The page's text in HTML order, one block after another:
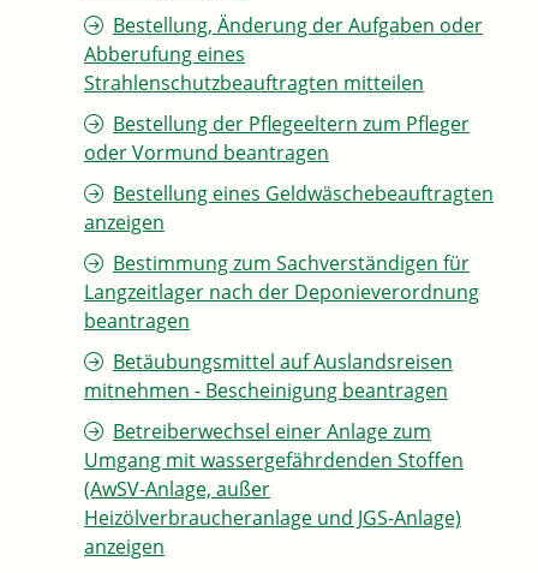
Bestellung, Änderung der Aufgaben oder
Abberufung eines
Strahlenschutzbeauftragten mitteilen
Bestellung der Pflegeeltern zum Pfleger
oder Vormund beantragen
Bestellung eines Geldwäschebeauftragten
anzeigen
Bestimmung zum Sachverständigen für
Langzeitlager nach der Deponieverordnung
beantragen
Betäubungsmittel auf Auslandsreisen
mitnehmen - Bescheinigung beantragen
Betreiberwechsel einer Anlage zum
Umgang mit wassergefährdenden Stoffen
(AwSV-Anlage, außer
Heizölverbraucheranlage und JGS-Anlage)
anzeigen